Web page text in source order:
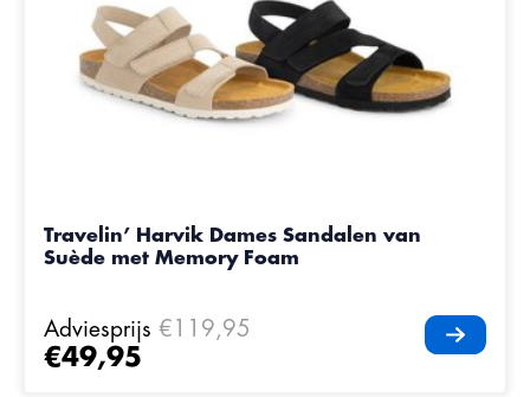
Travelin’ Harvik Dames Sandalen van
Suède met Memory Foam
Adviesprijs €119,95
€49,95